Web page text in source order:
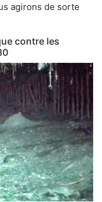
agirons de sorte
contre les